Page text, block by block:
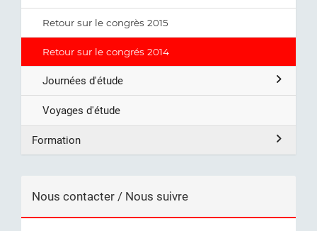
Retour sur le congrès 2015
Retour sur le congrés 2014
Journées d'étude
Voyages d'étude
Formation
Nous contacter / Nous suivre